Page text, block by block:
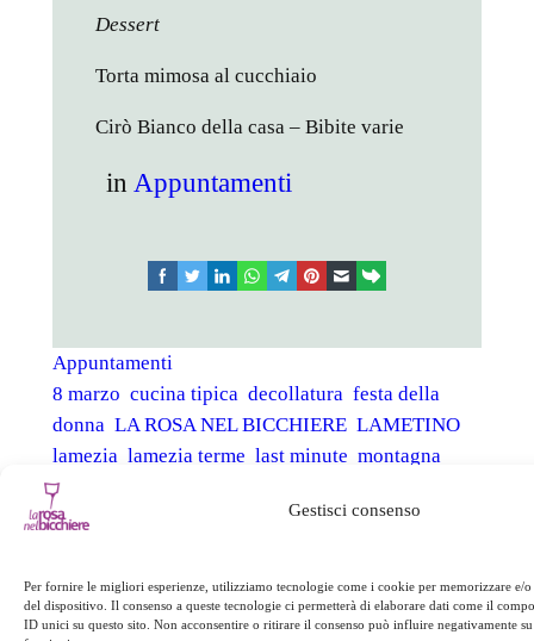
Gestisci consenso
Per fornire le migliori esperienze, utilizziamo tecnologie come i cookie per memorizzare e/
del dispositivo. Il consenso a queste tecnologie ci permetterà di elaborare dati come il
ID unici su questo sito. Non acconsentire o ritirare il consenso può influire negativamente
Dessert
Torta mimosa al cucchiaio
Cirò Bianco della casa – Bibite varie
in Appuntamenti
facebooktwitterlinkedinwhatsapptelegram
pinterest email link
Appuntamenti
8 marzo cucina tipica decollatura festa della
donna LA ROSA NEL BICCHIERE LAMETINO
lamezia lamezia terme last minute montagna
offerta
rubbettino
sila piccola soveria soveria
← Precedente: Successivo: